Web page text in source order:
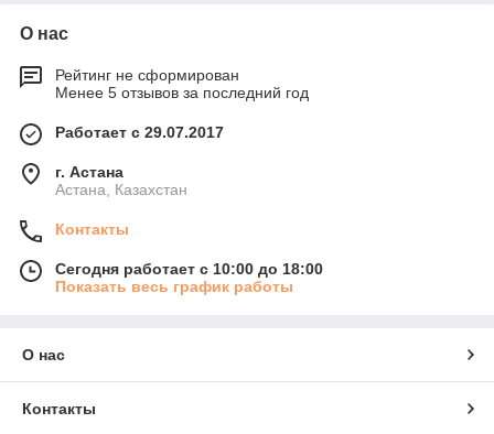
О нас
Рейтинг не сформирован
Менее 5 отзывов за последний год
Работает с 29.07.2017
г. Астана
Астана, Казахстан
Контакты
Сегодня работает с 10:00 до 18:00
Показать весь график работы
О нас
Контакты